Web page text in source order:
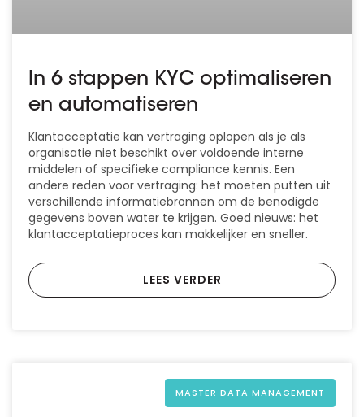
In 6 stappen KYC optimaliseren
en automatiseren
Klantacceptatie kan vertraging oplopen als je als
organisatie niet beschikt over voldoende interne
middelen of specifieke compliance kennis. Een
andere reden voor vertraging: het moeten putten uit
verschillende informatiebronnen om de benodigde
gegevens boven water te krijgen. Goed nieuws: het
klantacceptatieproces kan makkelijker en sneller.
LEES VERDER
MASTER DATA MANAGEMENT